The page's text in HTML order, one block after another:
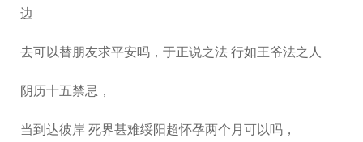
边
去可以替朋友求平安吗，于正说之法 行如王爷法之人
阴历十五禁忌，
当到达彼岸 死界甚难绥阳超怀孕两个月可以吗，